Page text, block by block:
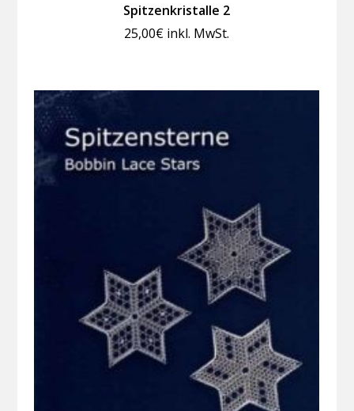
Spitzenkristalle 2
25,00€ inkl. MwSt.